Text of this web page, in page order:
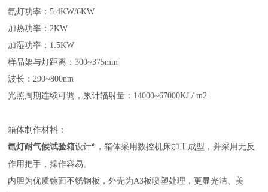
氙灯功率：5.4KW/6KW
加热功率：2KW
加湿功率： 1.5KW
样品架与灯距离：300~375mm
波长：290~800nm
光照周期连续可调，累计辐射量： 14000~67000KJ / m2
箱体制作材料：
氙灯耐气候试验箱设计*，箱体采用数控机床加工成型，并采用无反
作用把手，操作容易。
内胆为优质镜面不锈钢板，外壳为A3板喷塑处理，更显光洁、美